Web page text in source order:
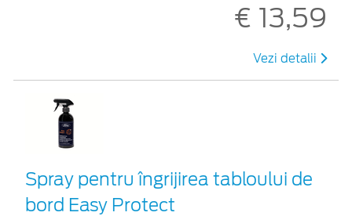
€ 13,59
Vezi detalii
Spray pentru îngrijirea tabloului de
bord Easy Protect